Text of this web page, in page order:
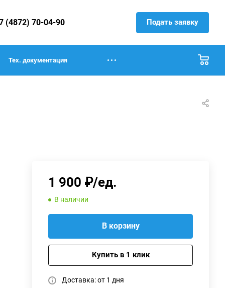
(4872) 70-04-90 Подать заявку
Тех. документация
1 900 ₽/ед.
В наличии
В корзину
Купить в 1 клик
Доставка: от 1 дня